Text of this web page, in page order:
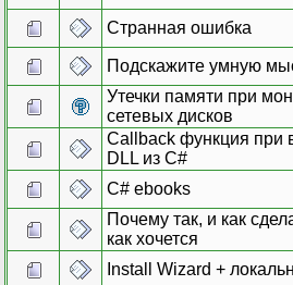
Странная ошибка
Подскажите умную
Утечки памяти при
сетевых дисков
Callback функция при
DLL из C#
C# ebooks
Почему так, и как
как хочется
Install Wizard +